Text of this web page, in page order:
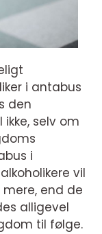
i antabus
den
selv om
i
vil
end de
alligevel
til følge.